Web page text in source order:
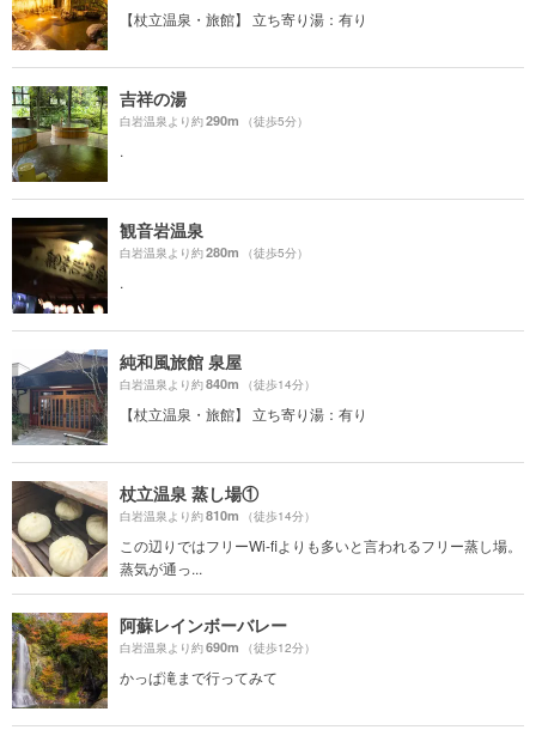
【杖立温泉・旅館】 立ち寄り湯：有り
吉祥の湯
白岩温泉より約290m （徒歩5分）
.
観音岩温泉
白岩温泉より約280m （徒歩5分）
.
純和風旅館 泉屋
白岩温泉より約840m （徒歩14分）
【杖立温泉・旅館】 立ち寄り湯：有り
杖立温泉 蒸し場①
白岩温泉より約810m （徒歩14分）
この辺りではフリーWi-fiよりも多いと言われるフリー蒸し場。
蒸気が通っ...
阿蘇レインボーバレー
白岩温泉より約690m （徒歩12分）
かっぱ滝まで行ってみて